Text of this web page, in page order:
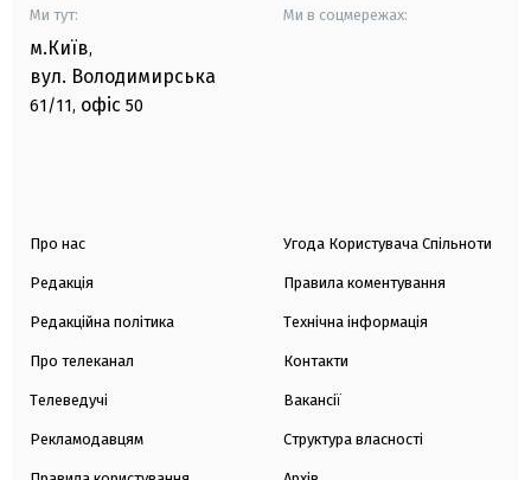
Ми тут:
м.Київ,
вул. Володимирська
61/11, офіс 50
Ми в соцмережах:
Про нас
Редакція
Редакційна політика
Про телеканал
Телеведучі
Рекламодавцям
Угода Користувача Спільноти
Правила коментування
Технічна інформація
Контакти
Вакансії
Структура власності